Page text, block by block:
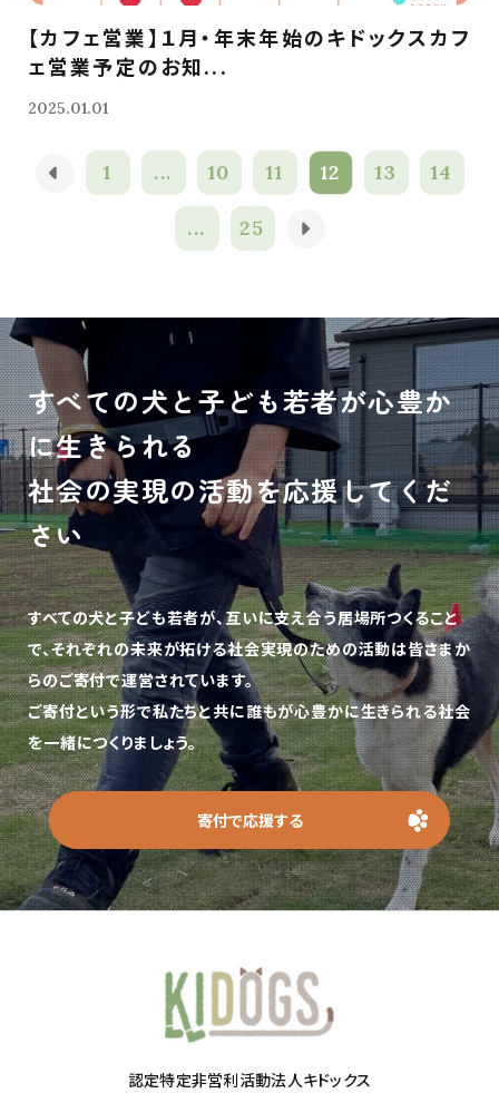
【カフェ営業】１月・年末年始のキドックスカフ
ェ営業予定のお知...
2025.01.01
1 ... 10 11 12 13 14
... 25
すべての犬と子ども若者が心豊か
に生きられる
社会の実現の活動を応援してくだ
さい
すべての犬と子ども若者が、互いに支え合う居場所つくること
で、それぞれの未来が拓ける社会実現のための活動は皆さまか
らのご寄付で運営されています。
ご寄付という形で私たちと共に誰もが心豊かに生きられる社会
を一緒につくりましょう。
寄付で応援する
認定特定非営利活動法人キドックス